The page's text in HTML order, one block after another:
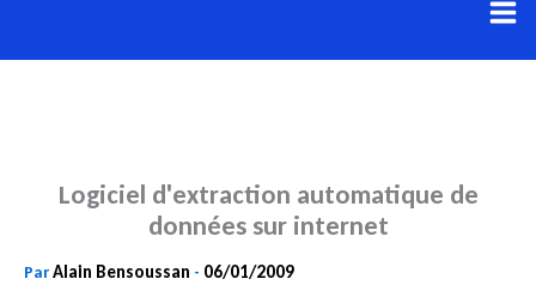
au
Logiciel d'extraction automatique de
données sur internet
ParAlain Bensoussan - 06/01/2009